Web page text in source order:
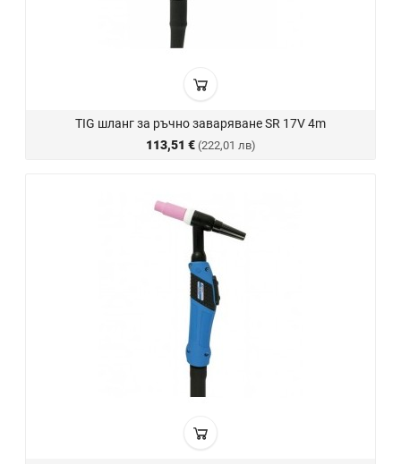
TIG шланг за ръчно заваряване SR 17V 4m
113,51 € (222,01 лв)